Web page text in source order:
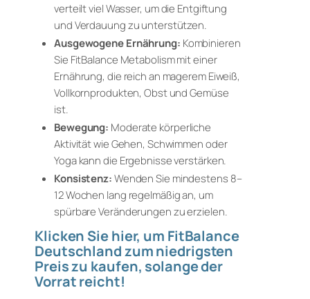
verteilt viel Wasser, um die Entgiftung
und Verdauung zu unterstützen.
Ausgewogene Ernährung: Kombinieren
Sie FitBalance Metabolism mit einer
Ernährung, die reich an magerem Eiweiß,
Vollkornprodukten, Obst und Gemüse
ist.
Bewegung: Moderate körperliche
Aktivität wie Gehen, Schwimmen oder
Yoga kann die Ergebnisse verstärken.
Konsistenz:Wenden Sie mindestens 8–
12 Wochen lang regelmäßig an, um
spürbare Veränderungen zu erzielen.
Klicken Sie hier, um FitBalance
Deutschland zum niedrigsten
Preis zu kaufen, solange der
Vorrat reicht!